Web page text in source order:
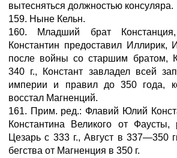
вытесняться должностью консуляра.
159. Ныне Кельн.
160. Младший брат
Константин предоставил
после войны со старшим братом,
340 г., Констант завладел всей
империи и правил до 350 года,
восстал Магненций.
161. Прим. ред.: Флавий Юлий
Константина Великого от
Цезарь с 333 г., Август в 337—350
бегства от Магненция в 350 г.